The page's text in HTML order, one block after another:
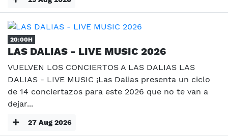
20:00H
LAS DALIAS - LIVE MUSIC 2026
VUELVEN LOS CONCIERTOS A LAS DALIAS LAS
DALIAS - LIVE MUSIC ¡Las Dalias presenta un ciclo
de 14 conciertazos para este 2026 que no te van a
dejar...
27 Aug 2026